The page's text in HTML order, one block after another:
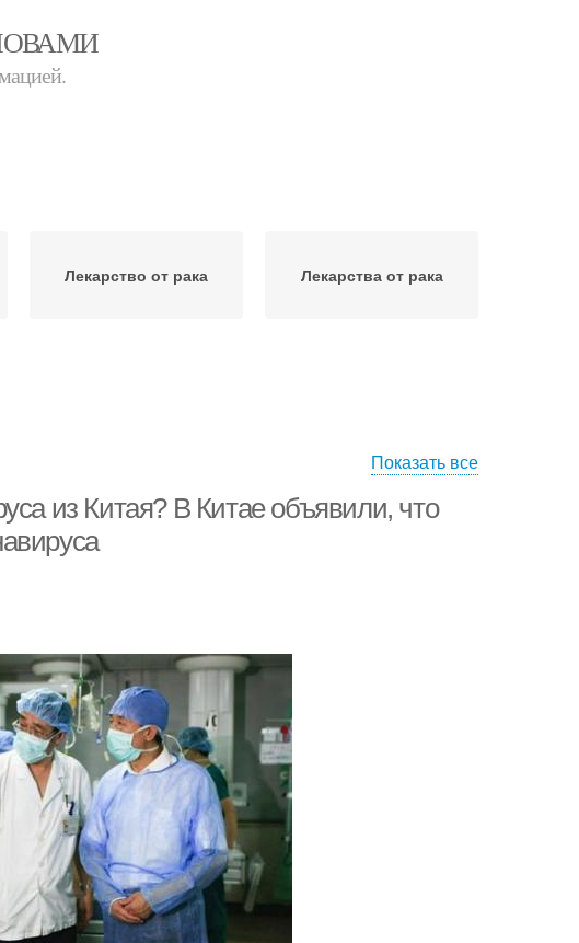
Лекарство от рака Лекарства от рака
Показать все
из Китая? В Китае объявили, что